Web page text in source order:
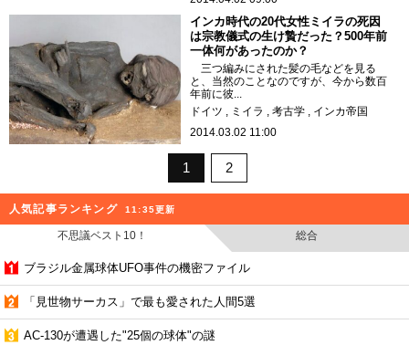
インカ時代の20代女性ミイラの死因
は宗教儀式の生け贄だった？500年前
一体何があったのか？
三つ編みにされた髪の毛などを見る
と、当然のことなのですが、今から数百
年前に彼...
ドイツ
ミイラ 考古学
インカ帝国
2014.03.02 11:00
1 2
人気記事ランキング 11:35更新
不思議ベスト10！ 総合
ブラジル金属球体UFO事件の機密ファイル
「見世物サーカス」で最も愛された人間5選
AC-130が遭遇した"25個の球体"の謎